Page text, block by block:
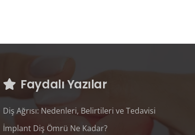
Faydalı Yazılar
Diş Ağrısı: Nedenleri, Belirtileri ve Tedavisi
İmplant Diş Ömrü Ne Kadar?